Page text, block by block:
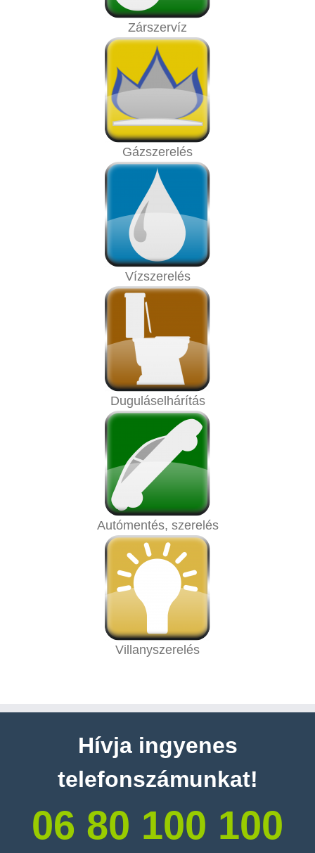
Zárszervíz
Gázszerelés
Vízszerelés
Duguláselhárítás
Autómentés, szerelés
Villanyszerelés
Hívja ingyenes
telefonszámunkat!
06 80 100 100